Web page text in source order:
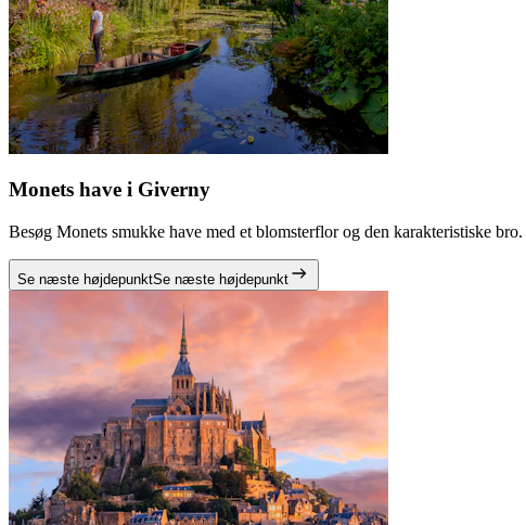
Monets have i Giverny
Besøg Monets smukke have med et blomsterflor og den karakteristiske
Se næste højdepunktSe næste højdepunkt